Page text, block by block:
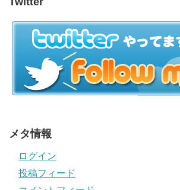
メタ情報
ログイン
投稿フィード